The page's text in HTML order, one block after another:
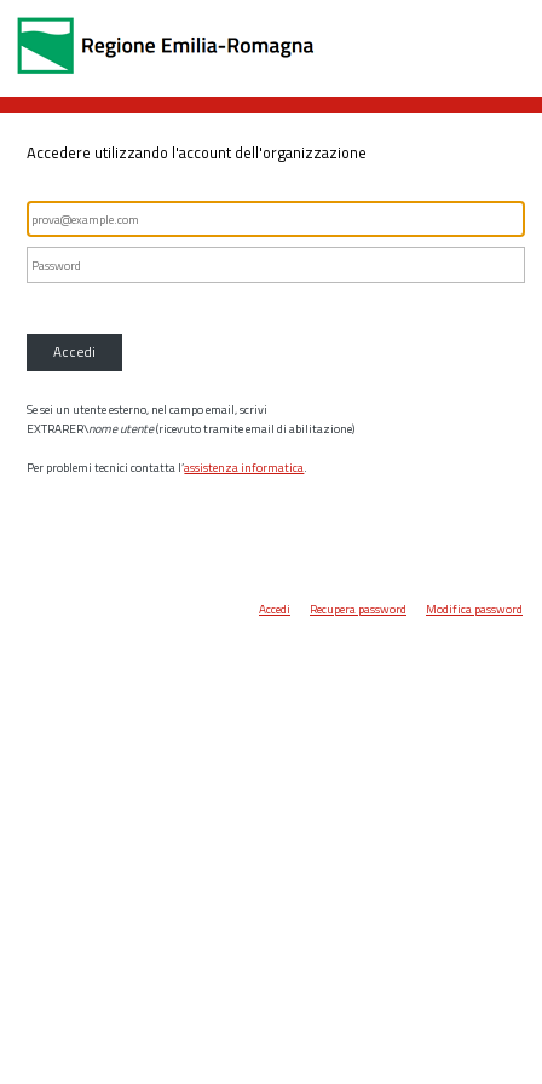
Accedere utilizzando l'account dell'organizzazione
Accedi
Se sei un utente esterno, nel campo email, scrivi
EXTRARER\nome utente(ricevuto tramite email di abilitazione)
Per problemi tecnici contatta l’assistenza informatica.
Accedi Recupera password Modifica password